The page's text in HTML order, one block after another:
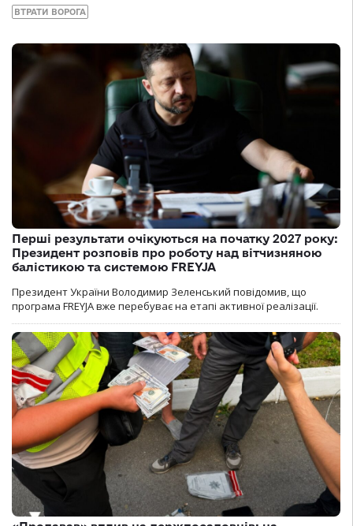
ВТРАТИ ВОРОГА
Перші результати очікуються на початку 2027 року:
Президент розповів про роботу над вітчизняною
балістикою та системою FREYJA
Президент України Володимир Зеленський повідомив, що
програма FREYJA вже перебуває на етапі активної реалізації.